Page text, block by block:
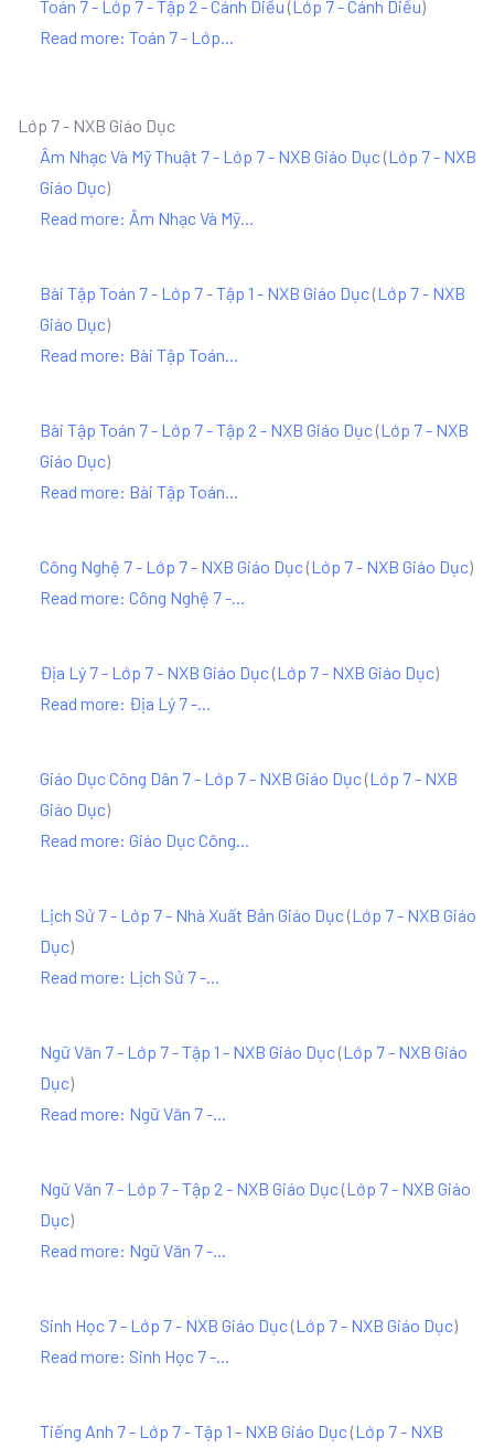
Toán 7 - Lớp 7 - Tập 2 - Cánh Diều (Lớp 7 - Cánh Diều)
Read more: Toán 7 - Lớp...
Lớp 7 - NXB Giáo Dục
Âm Nhạc Và Mỹ Thuật 7 - Lớp 7 - NXB Giáo Dục(Lớp 7 - NXB
Giáo Dục)
Read more: Âm Nhạc Và Mỹ...
Bài Tập Toán 7 - Lớp 7 - Tập 1 - NXB Giáo Dục(Lớp 7 - NXB
Giáo Dục)
Read more: Bài Tập Toán...
Bài Tập Toán 7 - Lớp 7 - Tập 2 - NXB Giáo Dục(Lớp 7 - NXB
Giáo Dục)
Read more: Bài Tập Toán...
Công Nghệ 7 - Lớp 7 - NXB Giáo Dục(Lớp 7 - NXB Giáo Dục)
Read more: Công Nghệ 7 -...
Địa Lý 7 - Lớp 7 - NXB Giáo Dục(Lớp 7 - NXB Giáo Dục)
Read more: Địa Lý 7 -...
Giáo Dục Công Dân 7 - Lớp 7 - NXB Giáo Dục(Lớp 7 - NXB
Giáo Dục)
Read more: Giáo Dục Công...
Lịch Sử 7 - Lớp 7 - Nhà Xuất Bản Giáo Dục(Lớp 7 - NXB Giáo
Dục)
Read more: Lịch Sử 7 -...
Ngữ Văn 7 - Lớp 7 - Tập 1 - NXB Giáo Dục(Lớp 7 - NXB Giáo
Dục)
Read more: Ngữ Văn 7 -...
Ngữ Văn 7 - Lớp 7 - Tập 2 - NXB Giáo Dục(Lớp 7 - NXB Giáo
Dục)
Read more: Ngữ Văn 7 -...
Sinh Học 7 - Lớp 7 - NXB Giáo Dục(Lớp 7 - NXB Giáo Dục)
Read more: Sinh Học 7 -...
Tiếng Anh 7 - Lớp 7 - Tập 1 - NXB Giáo Dục(Lớp 7 - NXB